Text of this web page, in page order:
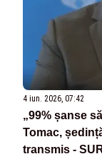
4 iun. 2026, 07:42
„99% șanse
Tomac,
transmis -